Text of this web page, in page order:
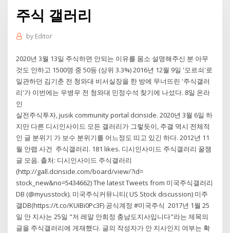
주식 갤러리
by Editor
2020년 3월 13일 주식하면 안되는 이유를 몸소 설명해주신 분 아무
것도 안하고 1500명 중 50등 (상위 3.3%) 2016년 12월 9일 '모르쇠'로
일관하던 김기춘 전 청와대 비서실장을 한 방에 무너뜨린 '주식갤러
리'가 이번에는 우병우 전 청와대 민정수석 찾기에 나섰다. 8일 온라
인
실전주식투자, jusik community portal dcinside. 2020년 3월 6일 하
지만 다른 디시인사이드 모든 갤러리가 그렇듯이, 주갤 역시 전체적
인 글 분위기 가 보수 분위기를 어느정도 띠고 있긴 하다. 2012년 11
월 안랩 사건 주식갤러리. 181 likes. 디시인사이드 주식갤러리 꿀잼
글 모음. 출처: 디시인사이드 주식갤러리
(http://gall.dcinside.com/board/view/?id=
stock_new&no=5434662) The latest Tweets from 미국주식갤러리
DB (@myusstock). 미국주식커뮤니티( US Stock discussion) 미주
갤DB(https://t.co/KUIBi0Pc3F) 공식계정 #미국주식 2017년 1월 25
일 안 지사는 25일 "저 레알 안희정 충남도지사입니다"라는 제목의
글을 주식갤러리에 게재했다. 글의 작성자가 안 지사인지 여부는 확